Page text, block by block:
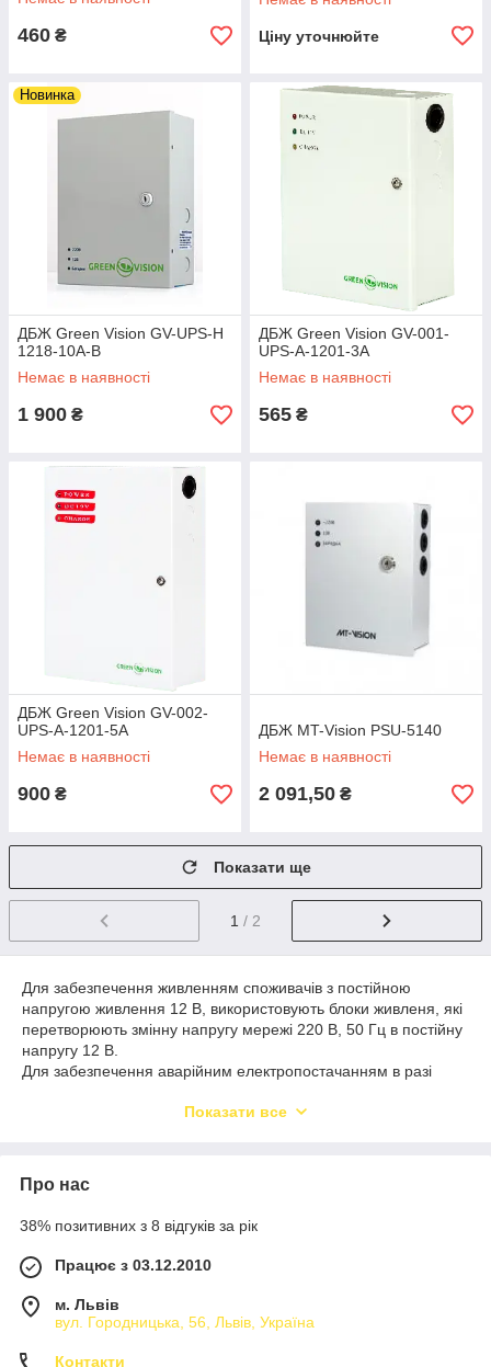
460 ₴ Ціну уточнюйте
Новинка
ДБЖ Green Vision GV-UPS-H
1218-10A-B
Немає в наявності
1 900 ₴
ДБЖ Green Vision GV-001-
UPS-A-1201-3A
Немає в наявності
565 ₴
ДБЖ Green Vision GV-002-
UPS-A-1201-5A
Немає в наявності
900 ₴
ДБЖ MT-Vision PSU-5140
Немає в наявності
2 091,50 ₴
Показати ще
1 / 2
Для забезпечення живленням споживачів з постійною
напругою живлення 12 В, використовують блоки живленя, які
перетворюють змінну напругу мережі 220 В, 50 Гц в постійну
напругу 12 В.
Для забезпечення аварійним електропостачанням в разі
підключення зовнішньої батареї. Тому такий блок живлення
охоронних і пожежних сигналізацій, світлодіодного
Показати все
Про нас
38% позитивних з 8 відгуків за рік
Працює з 03.12.2010
м. Львів
вул. Городницька, 56, Львів, Україна
Контакти